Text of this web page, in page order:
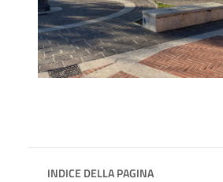
INDICE DELLA PAGINA